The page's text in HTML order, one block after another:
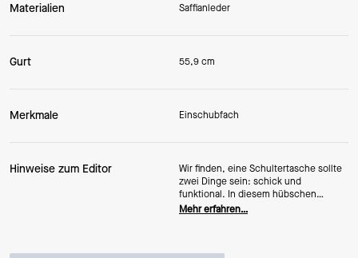
Materialien Saffianleder
Gurt 55,9 cm
Merkmale Einschubfach
Hinweise zum Editor
Wir finden, eine Schultertasche sollte
zwei Dinge sein: schick und
funktional. In diesem hübschen
Exemplar kannst du alles Wichtige
Mehr erfahren…